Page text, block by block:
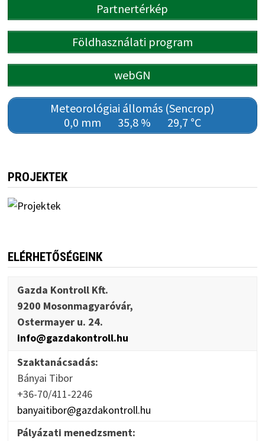
Partnertérkép
Földhasználati program
webGN
Meteorológiai állomás (Sencrop)
0,0 mm
35,8 % 29,7 °C
PROJEKTEK
ELÉRHETŐSÉGEINK
Gazda Kontroll Kft.
9200 Mosonmagyaróvár,
Ostermayer u. 24.
info@gazdakontroll.hu
Szaktanácsadás:
Bányai Tibor
+36-70/411-2246
banyaitibor@gazdakontroll.hu
Pályázati menedzsment: